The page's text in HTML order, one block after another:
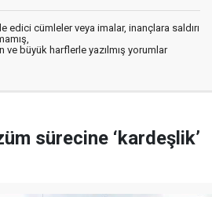
edici cümleler veya imalar, inançlara saldırı
ve büyük harflerle yazılmış yorumlar
sürecine ‘kardeşlik’